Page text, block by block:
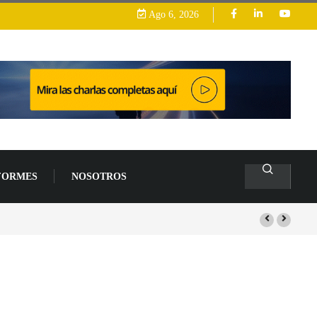
Ago 6, 2026
NOSOTROS